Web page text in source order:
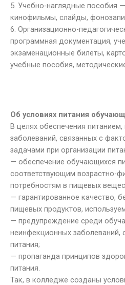
5. Учебно-наглядные пособия
кинофильмы, слайды,
6. Организационно-
программная документация,
экзаменационные билеты,
учебные пособия,
Об условиях питания
В целях обеспечения
заболеваний, связанных с
задачами при организации
— обеспечение обучающихся
соответствующим возрастно-
потребностям в пищевых
— гарантированное качество,
пищевых продуктов,
— предупреждение среди
неинфекционных заболеваний,
питания;
— пропаганда принципов
питания.
Так, в колледже созданы